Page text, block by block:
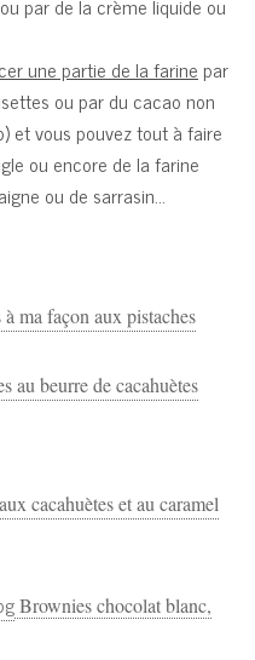
une partie de la farine par
ou par du cacao non
et vous pouvez tout à faire
ou encore de la farine
ou de sarrasin…
ma façon aux pistaches
au beurre de cacahuètes
cacahuètes et au caramel
Brownies chocolat blanc,